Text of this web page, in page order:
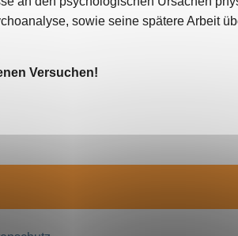
sowie seine spätere Arbeit
Versuchen!